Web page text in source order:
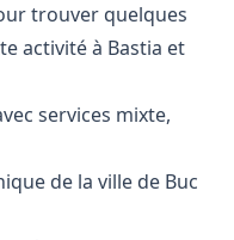
trouver quelques
activité à Bastia et
services mixte,
de la ville de Buc